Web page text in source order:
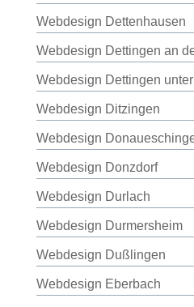
Webdesign Dettenhausen
Webdesign Dettingen an
Webdesign Dettingen
Webdesign Ditzingen
Webdesign
Webdesign Donzdorf
Webdesign Durlach
Webdesign Durmersheim
Webdesign Dußlingen
Webdesign Eberbach